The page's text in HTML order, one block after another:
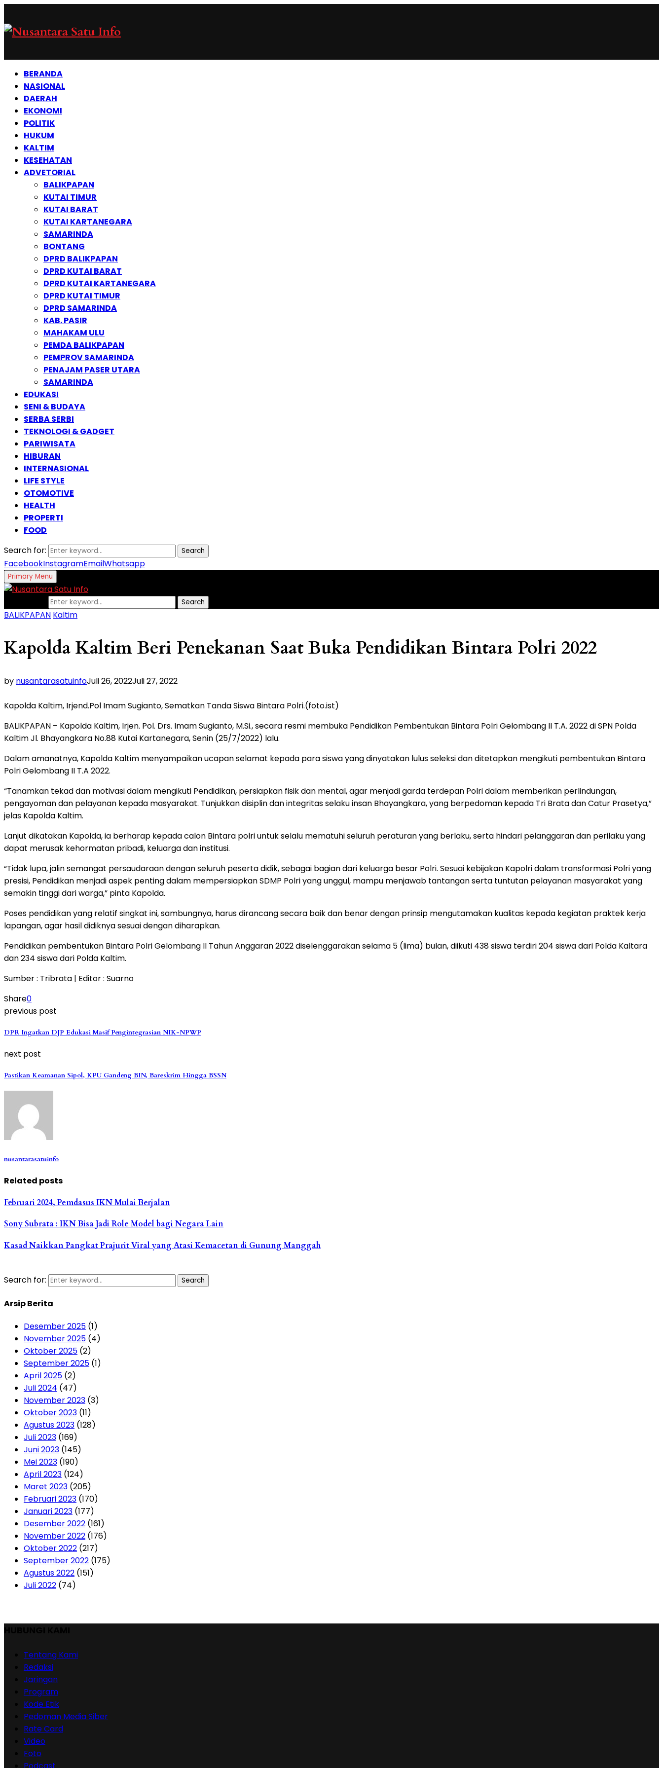
BERANDA
NASIONAL
DAERAH
EKONOMI
POLITIK
HUKUM
KALTIM
KESEHATAN
ADVETORIAL
BALIKPAPAN
KUTAI TIMUR
KUTAI BARAT
KUTAI KARTANEGARA
SAMARINDA
BONTANG
DPRD BALIKPAPAN
DPRD KUTAI BARAT
DPRD KUTAI KARTANEGARA
DPRD KUTAI TIMUR
DPRD SAMARINDA
KAB. PASIR
MAHAKAM ULU
PEMDA BALIKPAPAN
PEMPROV SAMARINDA
PENAJAM PASER UTARA
SAMARINDA
EDUKASI
SENI & BUDAYA
SERBA SERBI
TEKNOLOGI & GADGET
PARIWISATA
HIBURAN
INTERNASIONAL
LIFE STYLE
OTOMOTIVE
HEALTH
PROPERTI
FOOD
Search for:
Search
FacebookInstagramEmailWhatsapp
Primary Menu
Search
BALIKPAPAN Kaltim
Kapolda Kaltim Beri Penekanan Saat Buka Pendidikan Bintara Polri 2022
by nusantarasatuinfoJuli 26, 2022Juli 27, 2022
Kapolda Kaltim, Irjend.Pol Imam Sugianto, Sematkan Tanda Siswa Bintara Polri.(foto.ist)
BALIKPAPAN – Kapolda Kaltim, Irjen. Pol. Drs. Imam Sugianto, M.Si., secara resmi membuka Pendidikan Pembentukan Bintara Polri Gelombang II T.A. 2022 di SPN Polda
Kaltim Jl. Bhayangkara No.88 Kutai Kartanegara, Senin (25/7/2022) lalu.
Dalam amanatnya, Kapolda Kaltim menyampaikan ucapan selamat kepada para siswa yang dinyatakan lulus seleksi dan ditetapkan mengikuti pembentukan Bintara
Polri Gelombang II T.A 2022.
“Tanamkan tekad dan motivasi dalam mengikuti Pendidikan, persiapkan fisik dan mental, agar menjadi garda terdepan Polri dalam memberikan perlindungan,
pengayoman dan pelayanan kepada masyarakat. Tunjukkan disiplin dan integritas selaku insan Bhayangkara, yang berpedoman kepada Tri Brata dan Catur Prasetya,”
jelas Kapolda Kaltim.
Lanjut dikatakan Kapolda, ia berharap kepada calon Bintara polri untuk selalu mematuhi seluruh peraturan yang berlaku, serta hindari pelanggaran dan perilaku yang
dapat merusak kehormatan pribadi, keluarga dan institusi.
“Tidak lupa, jalin semangat persaudaraan dengan seluruh peserta didik, sebagai bagian dari keluarga besar Polri. Sesuai kebijakan Kapolri dalam transformasi Polri yang
presisi, Pendidikan menjadi aspek penting dalam mempersiapkan SDMP Polri yang unggul, mampu menjawab tantangan serta tuntutan pelayanan masyarakat yang
semakin tinggi dari warga,” pinta Kapolda.
Poses pendidikan yang relatif singkat ini, sambungnya, harus dirancang secara baik dan benar dengan prinsip mengutamakan kualitas kepada kegiatan praktek kerja
lapangan, agar hasil didiknya sesuai dengan diharapkan.
Pendidikan pembentukan Bintara Polri Gelombang II Tahun Anggaran 2022 diselenggarakan selama 5 (lima) bulan, diikuti 438 siswa terdiri 204 siswa dari Polda Kaltara
dan 234 siswa dari Polda Kaltim.
Sumber : Tribrata | Editor : Suarno
Share0
previous post
DPR Ingatkan DJP Edukasi Masif Pengintegrasian NIK-NPWP
next post
Pastikan Keamanan Sipol, KPU Gandeng BIN, Bareskrim Hingga BSSN
nusantarasatuinfo
Related posts
Februari 2024, Pemdasus IKN Mulai Berjalan
Sony Subrata : IKN Bisa Jadi Role Model bagi Negara Lain
Kasad Naikkan Pangkat Prajurit Viral yang Atasi Kemacetan di Gunung Manggah
Search for: Search
Arsip Berita
Desember 2025 (1)
November 2025 (4)
Oktober 2025 (2)
September 2025 (1)
April 2025 (2)
Juli 2024 (47)
November 2023 (3)
Oktober 2023 (11)
Agustus 2023 (128)
Juli 2023 (169)
Juni 2023 (145)
Mei 2023 (190)
April 2023 (124)
Maret 2023 (205)
Februari 2023 (170)
Januari 2023 (177)
Desember 2022 (161)
November 2022 (176)
Oktober 2022 (217)
September 2022 (175)
Agustus 2022 (151)
Juli 2022 (74)
Tentang Kami
Redaksi
Jaringan
Program
Kode Etik
Pedoman Media Siber
Rate Card
Video
Foto